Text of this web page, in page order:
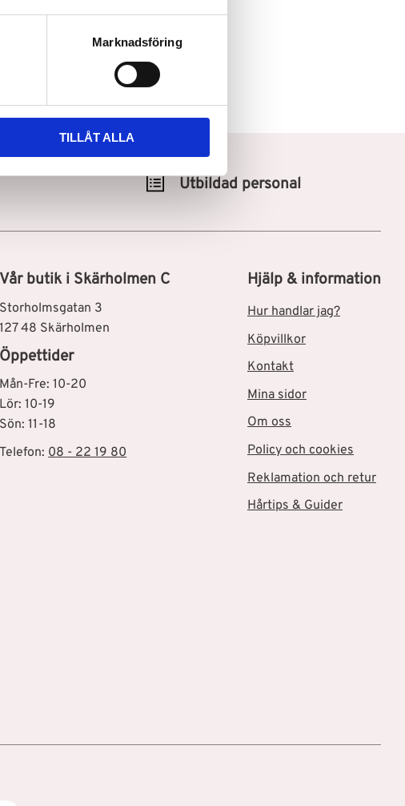
Marknadsföring
TILLÅT ALLA
Utbildad personal
Vår butik i Skärholmen C
Storholmsgatan 3
127 48 Skärholmen
Öppettider
Mån-Fre: 10-20
Lör: 10-19
Sön: 11-18
Telefon: 08 - 22 19 80
Hjälp & information
Hur handlar jag?
Köpvillkor
Kontakt
Mina sidor
Om oss
Policy och cookies
Reklamation och retur
Hårtips & Guider